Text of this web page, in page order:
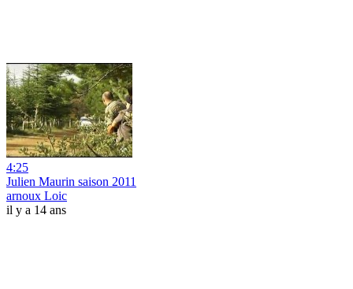
4:25
Julien Maurin saison 2011
arnoux Loic
il y a 14 ans